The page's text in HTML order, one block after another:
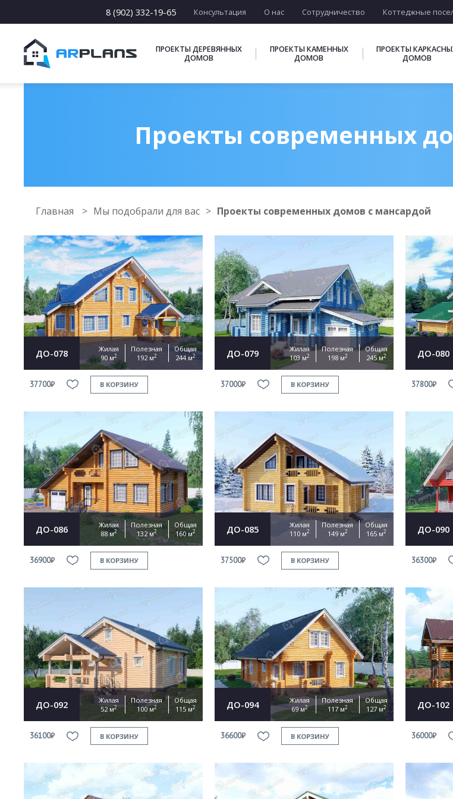
8 (902) 332-19-65 Консультация О нас Сотрудничество Коттеджные
ПРОЕКТЫ ДЕРЕВЯННЫХ
ДОМОВ
ПРОЕКТЫ КАМЕННЫХ
ДОМОВ
ПРОЕКТЫ
ДОМОВ
Проекты современных
Главная Мы подобрали для вас Проекты современных домов с мансардой
ДО-078
Жилая
90 м2
Полезная
192 м2
Общая
244 м2
37700₽ В КОРЗИНУ
ДО-079
Жилая
103 м2
Полезная
198 м2
Общая
245 м2
37000₽ В КОРЗИНУ
ДО-080
37800₽
ДО-086
Жилая
88 м2
Полезная
132 м2
Общая
160 м2
36900₽ В КОРЗИНУ
ДО-085
Жилая
110 м2
Полезная
149 м2
Общая
165 м2
37500₽ В КОРЗИНУ
ДО-090
36300₽
ДО-092
Жилая
52 м2
Полезная
100 м2
Общая
115 м2
36100₽ В КОРЗИНУ
ДО-094
Жилая
69 м2
Полезная
117 м2
Общая
127 м2
36600₽ В КОРЗИНУ
ДО-102
36000₽